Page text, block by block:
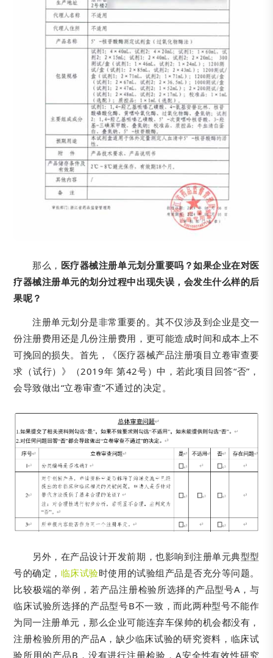
那么， 医疗器械注册单元划分重要吗？如果企业在对医
疗器械注册单元的划分过程中出现失误，会发生什么样的后
果呢？
注册单元划分是非常重要的。其不仅涉及到企业是交一
份注册费用还是几份注册费用，更可能造成时间和成本上不
可挽回的损失。首先，《医疗器械产品注册项目立卷审查要
求（试行）》（2019年 第42号）中，若此项目回答“否”，
会导致做出“立卷审查”不通过的决定。
另外，在产品设计开发前期，也影响到注册单元典型型
号的确定， 临床试验时使用的试验组产品是否充分等问题。
比较极端的举例，若产品注册检验所选择的产品型号A，与
临床试验所选择的产品型号B不一致，而此两种型号不能作
为同一注册单元，那么企业可能连弃车保帅的机会都没有，
注册检验所用的产品A，缺少临床试验的研究资料，临床试
验所用的产品B，没有进行注册检验，A安全性有效性研究